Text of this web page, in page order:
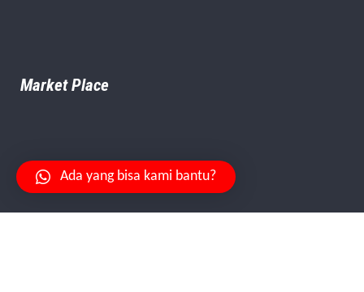
Market Place
Ada yang bisa kami bantu?